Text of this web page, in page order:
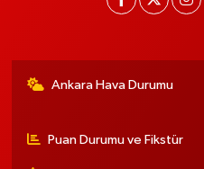
Ankara Hava Durumu
Puan Durumu ve Fikstür